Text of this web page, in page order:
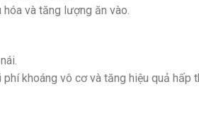
và tăng lượng ăn vào.
khoáng vô cơ và tăng hiệu quả hấp